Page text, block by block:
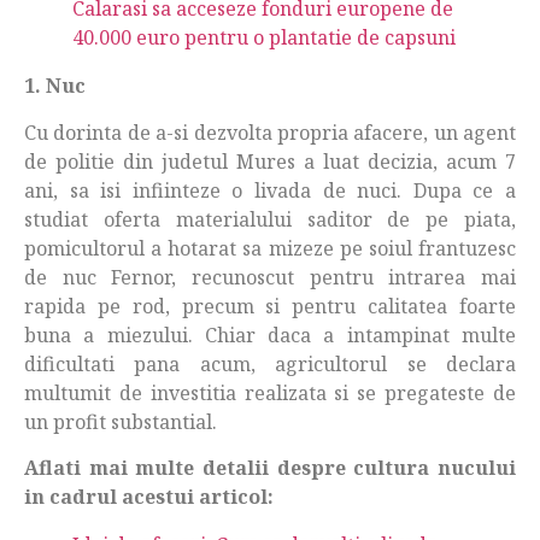
Calarasi sa acceseze fonduri europene de
40.000 euro pentru o plantatie de capsuni
1. Nuc
Cu dorinta de a-si dezvolta propria afacere, un agent
de politie din judetul Mures a luat decizia, acum 7
ani, sa isi infiinteze o livada de nuci. Dupa ce a
studiat oferta materialului saditor de pe piata,
pomicultorul a hotarat sa mizeze pe soiul frantuzesc
de nuc Fernor, recunoscut pentru intrarea mai
rapida pe rod, precum si pentru calitatea foarte
buna a miezului. Chiar daca a intampinat multe
dificultati pana acum, agricultorul se declara
multumit de investitia realizata si se pregateste de
un profit substantial.
Aflati mai multe detalii despre cultura nucului
in cadrul acestui articol: